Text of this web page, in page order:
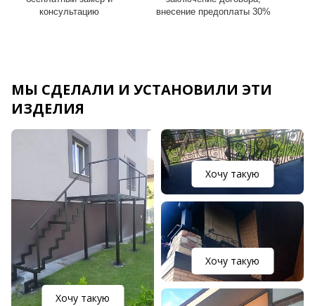
консультацию
внесение предоплаты 30%
МЫ СДЕЛАЛИ И УСТАНОВИЛИ ЭТИ
ИЗДЕЛИЯ
Хочу такую
Хочу такую
Хочу такую